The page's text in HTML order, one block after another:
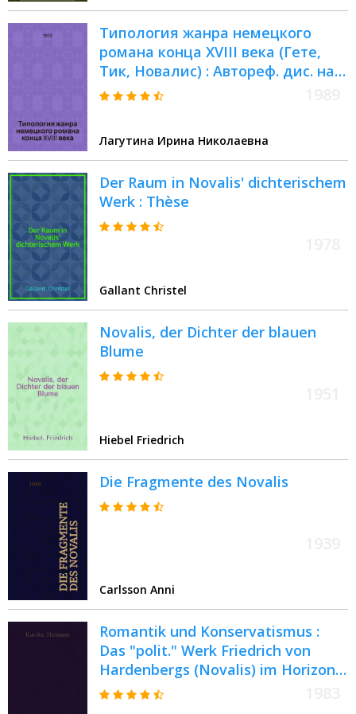
Типология жанра немецкого
романа конца XVIII века (Гете,
Тик, Новалис) : Автореф. дис. на
соиск. учен. степ. канд. филол.
Лагутина Ирина Николаевна
Der Raum in Novalis' dichterischem
Werk : Thèse
Gallant Christel
Novalis, der Dichter der blauen
Blume
Hiebel Friedrich
Die Fragmente des Novalis
Carlsson Anni
Romantik und Konservatismus :
Das "polit." Werk Friedrich von
Hardenbergs (Novalis) im Horizont
seiner Wirkungsgeschichte